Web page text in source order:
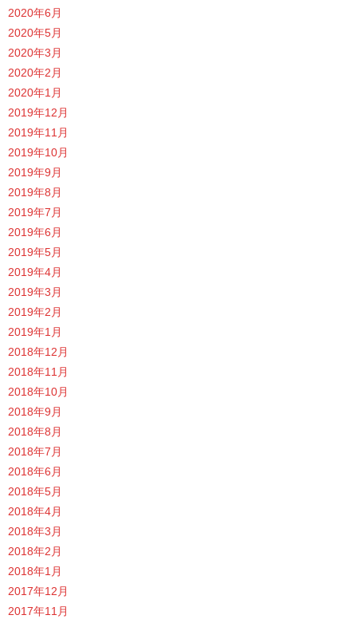
2020年6月
2020年5月
2020年3月
2020年2月
2020年1月
2019年12月
2019年11月
2019年10月
2019年9月
2019年8月
2019年7月
2019年6月
2019年5月
2019年4月
2019年3月
2019年2月
2019年1月
2018年12月
2018年11月
2018年10月
2018年9月
2018年8月
2018年7月
2018年6月
2018年5月
2018年4月
2018年3月
2018年2月
2018年1月
2017年12月
2017年11月